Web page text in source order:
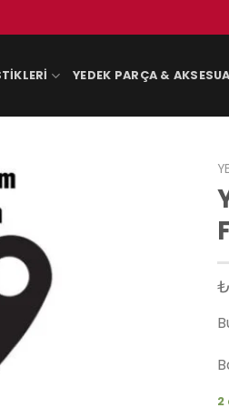
YEDEK PARÇA &
₺
2